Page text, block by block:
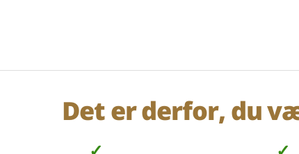
Det er derfor, du